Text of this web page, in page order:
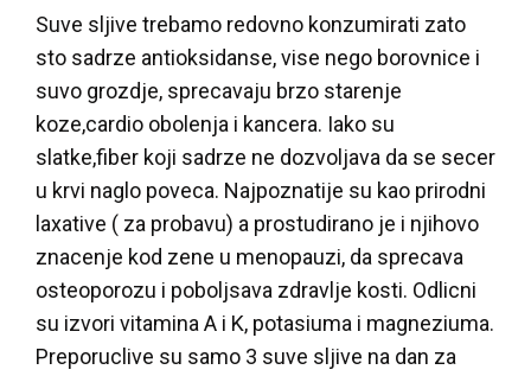
Suve sljive trebamo redovno konzumirati zato
sto sadrze antioksidanse, vise nego borovnice i
suvo grozdje, sprecavaju brzo starenje
koze,cardio obolenja i kancera. Iako su
slatke,fiber koji sadrze ne dozvoljava da se secer
u krvi naglo poveca. Najpoznatije su kao prirodni
laxative ( za probavu) a prostudirano je i njihovo
znacenje kod zene u menopauzi, da sprecava
osteoporozu i poboljsava zdravlje kosti. Odlicni
su izvori vitamina A i K, potasiuma i magneziuma.
Preporuclive su samo 3 suve sljive na dan za